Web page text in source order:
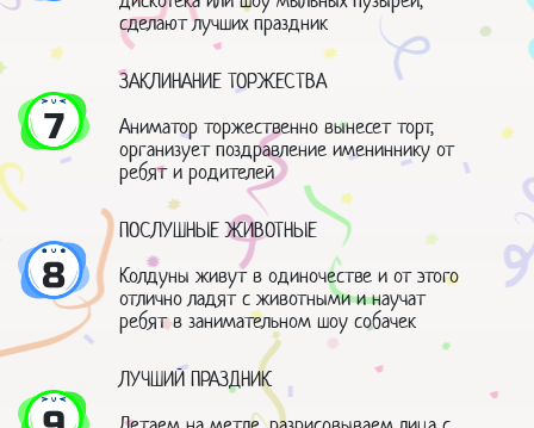
сделают лучших праздник
7
ЗАКЛИНАНИЕ ТОРЖЕСТВА
Аниматор торжественно вынесет торт,
организует поздравление имениннику от
ребят и родителей
8
ПОСЛУШНЫЕ ЖИВОТНЫЕ
Колдуны живут в одиночестве и от этого
отлично ладят с животными и научат
ребят в занимательном шоу собачек
ЛУЧШИЙ ПРАЗДНИК